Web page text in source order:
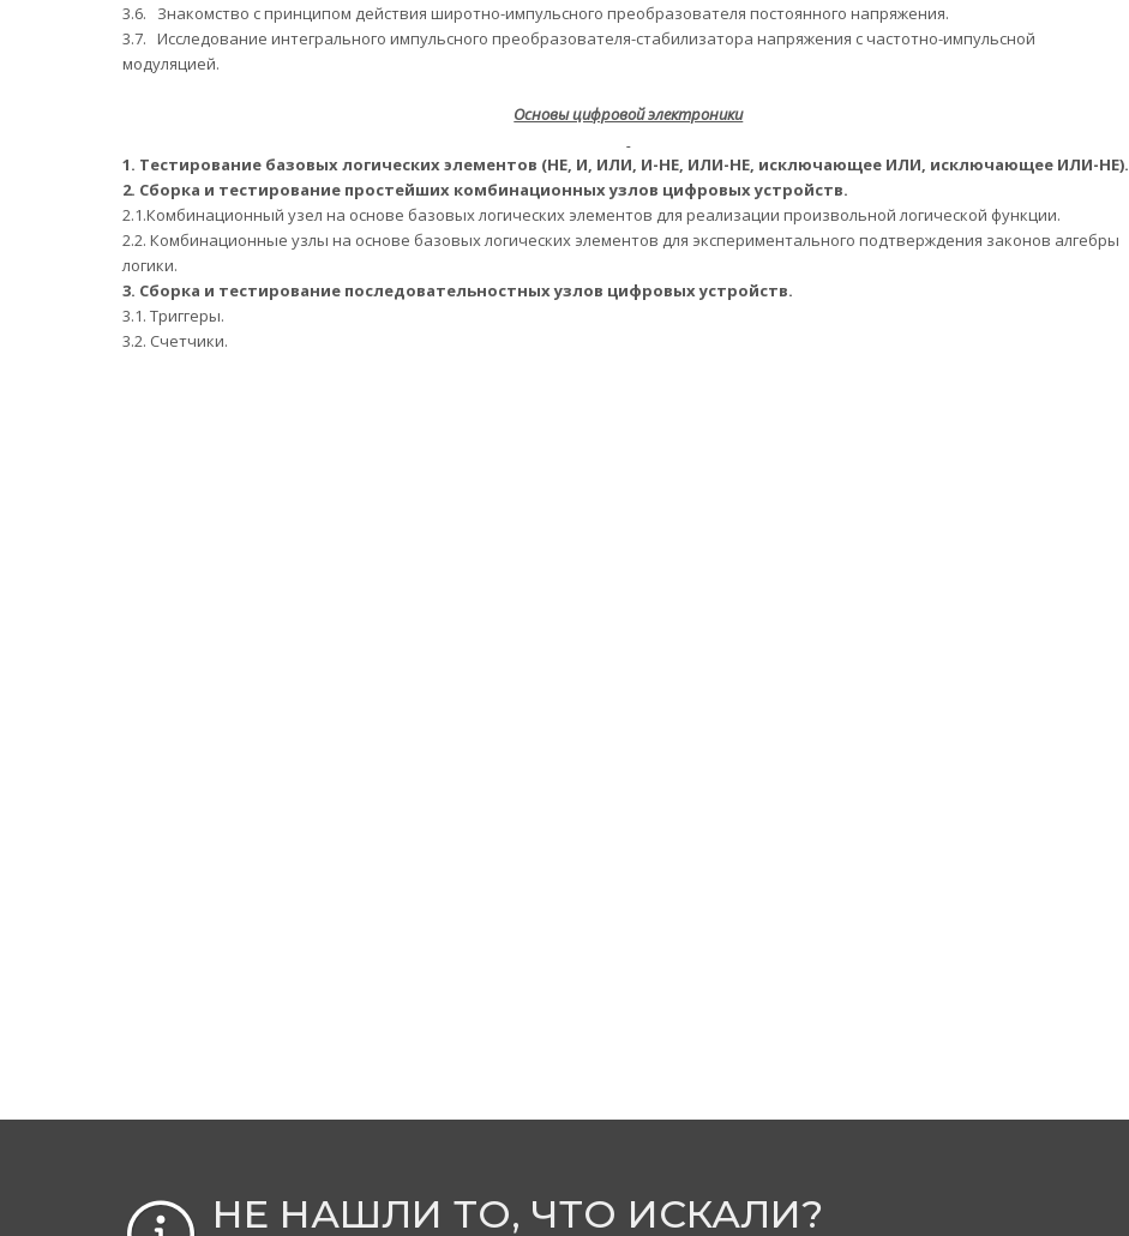
3.6.
Знакомство с принципом действия широтно-импульсного преобразователя постоянного напряжения.
3.7. Исследование интегрального импульсного преобразователя-стабилизатора напряжения с частотно-импульсной
модуляцией.
Основы цифровой электроники
1. Тестирование базовых логических элементов (НЕ, И, ИЛИ, И-НЕ, ИЛИ-НЕ, исключающее ИЛИ, исключающее ИЛИ-НЕ).
2. Сборка и тестирование простейших комбинационных узлов цифровых устройств.
2.1.Комбинационный узел на основе базовых логических элементов для реализации произвольной логической функции.
2.2. Комбинационные узлы на основе базовых логических элементов для экспериментального подтверждения законов алгебры
логики.
3. Сборка и тестирование последовательностных узлов цифровых устройств.
3.1. Триггеры.
3.2. Счетчики.
НЕ НАШЛИ ТО, ЧТО ИСКАЛИ?